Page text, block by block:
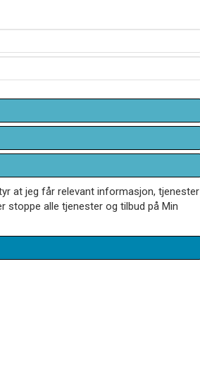
at jeg får relevant informasjon, tjenester
stoppe alle tjenester og tilbud på Min